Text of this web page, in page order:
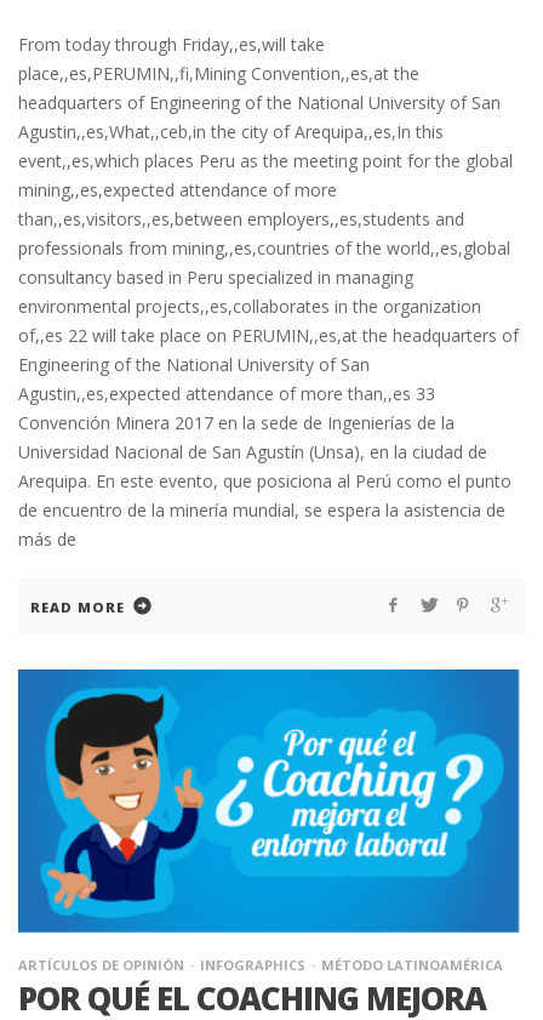
From today through Friday,,es,will take
place,,es,PERUMIN,,fi,Mining Convention,,es,at the
headquarters of Engineering of the National University of San
Agustin,,es,What,,ceb,in the city of Arequipa,,es,In this
event,,es,which places Peru as the meeting point for the global
mining,,es,expected attendance of more
than,,es,visitors,,es,between employers,,es,students and
professionals from mining,,es,countries of the world,,es,global
consultancy based in Peru specialized in managing
environmental projects,,es,collaborates in the organization
of,,es 22 will take place on PERUMIN,,es,at the headquarters of
Engineering of the National University of San
Agustin,,es,expected attendance of more than,,es 33
Convención Minera 2017 en la sede de Ingenierías de la
Universidad Nacional de San Agustín (Unsa), en la ciudad de
Arequipa. En este evento, que posiciona al Perú como el punto
de encuentro de la minería mundial, se espera la asistencia de
más de
READ MORE
ARTÍCULOS DE OPINIÓN INFOGRAPHICS MÉTODO LATINOAMÉRICA
POR QUÉ EL COACHING MEJORA